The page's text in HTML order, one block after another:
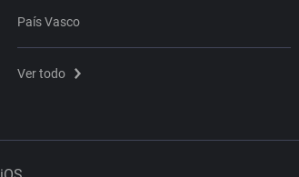
País Vasco
Ver todo